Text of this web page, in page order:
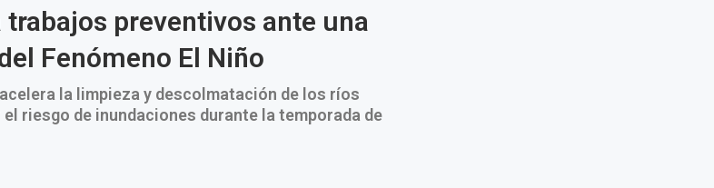
preventivos ante una
Fenómeno El Niño
la limpieza y descolmatación de los ríos
riesgo de inundaciones durante la temporada de